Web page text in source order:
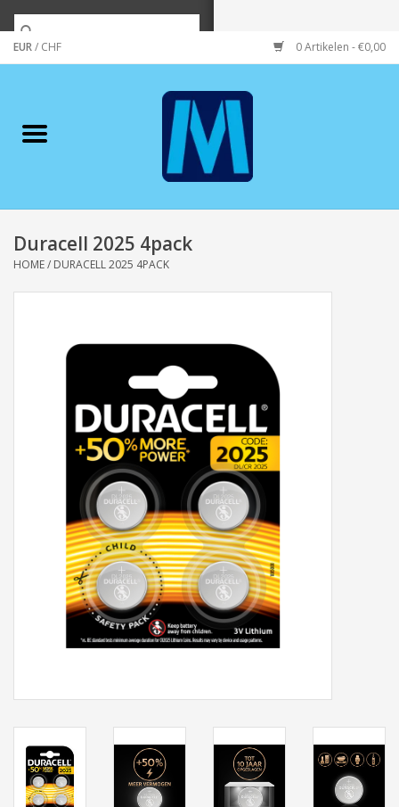
EUR/ CHF 0 Artikelen - €0,00
Merken
Wonen/koken/huishouden
Tassen/Portemonnee
Baby & Peuter
Speelgoed & hobby
Veiligheid
Duracell 2025 4pack
HOME/ DURACELL 2025 4PACK